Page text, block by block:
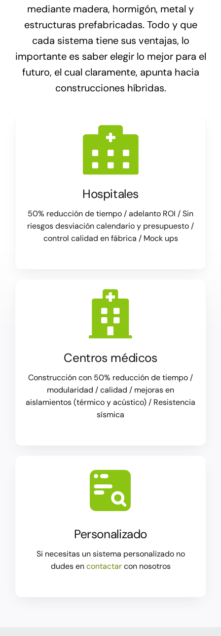
mediante madera, hormigón, metal y
estructuras prefabricadas. Todo y que
cada sistema tiene sus ventajas, lo
importante es saber elegir lo mejor para el
futuro, el cual claramente, apunta hacia
construcciones híbridas.
Hospitales
50% reducción de tiempo / adelanto ROI / Sin
riesgos desviación calendario y presupuesto /
control calidad en fábrica / Mock ups
Centros médicos
Construcción con 50% reducción de tiempo /
modularidad / calidad / mejoras en
aislamientos (térmico y acústico) / Resistencia
sísmica
Personalizado
Si necesitas un sistema personalizado no
dudes encontactar con nosotros